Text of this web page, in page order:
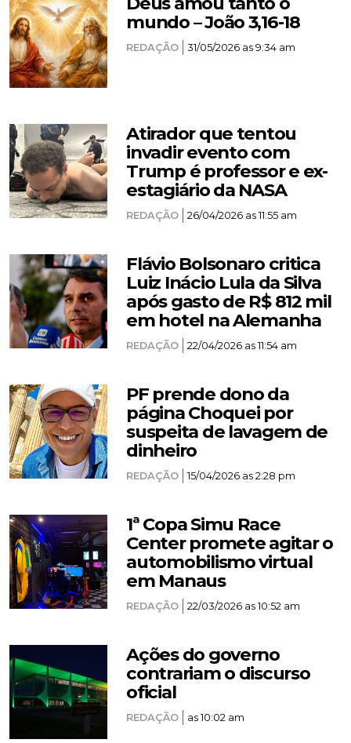
mundo – João 3,16-18
REDAÇÃO 31/05/2026 as 9:34 am
Atirador que tentou
invadir evento com
Trump é professor e ex-
estagiário da NASA
REDAÇÃO 26/04/2026 as 11:55 am
Flávio Bolsonaro critica
Luiz Inácio Lula da Silva
após gasto de R$ 812 mil
em hotel na Alemanha
REDAÇÃO 22/04/2026 as 11:54 am
PF prende dono da
página Choquei por
suspeita de lavagem de
dinheiro
REDAÇÃO 15/04/2026 as 2:28 pm
1ª Copa Simu Race
Center promete agitar o
automobilismo virtual
em Manaus
REDAÇÃO 22/03/2026 as 10:52 am
Ações do governo
contrariam o discurso
oficial
REDAÇÃO as 10:02 am